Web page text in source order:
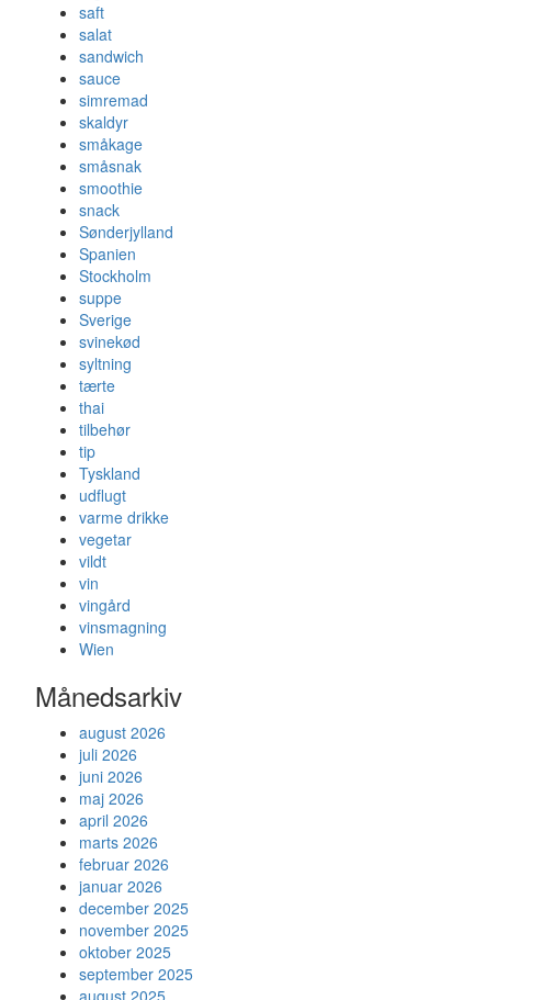
saft
salat
sandwich
sauce
simremad
skaldyr
småkage
småsnak
smoothie
snack
Sønderjylland
Spanien
Stockholm
suppe
Sverige
svinekød
syltning
tærte
thai
tilbehør
tip
Tyskland
udflugt
varme drikke
vegetar
vildt
vin
vingård
vinsmagning
Wien
Månedsarkiv
august 2026
juli 2026
juni 2026
maj 2026
april 2026
marts 2026
februar 2026
januar 2026
december 2025
november 2025
oktober 2025
september 2025
august 2025